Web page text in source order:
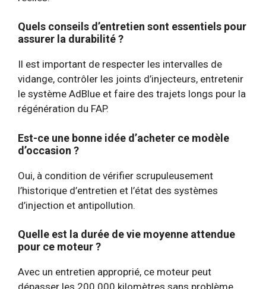
Quels conseils d’entretien sont essentiels pour
assurer la durabilité ?
Il est important de respecter les intervalles de
vidange, contrôler les joints d’injecteurs, entretenir
le système AdBlue et faire des trajets longs pour la
régénération du FAP.
Est-ce une bonne idée d’acheter ce modèle
d’occasion ?
Oui, à condition de vérifier scrupuleusement
l’historique d’entretien et l’état des systèmes
d’injection et antipollution.
Quelle est la durée de vie moyenne attendue
pour ce moteur ?
Avec un entretien approprié, ce moteur peut
dépasser les 200 000 kilomètres sans problème